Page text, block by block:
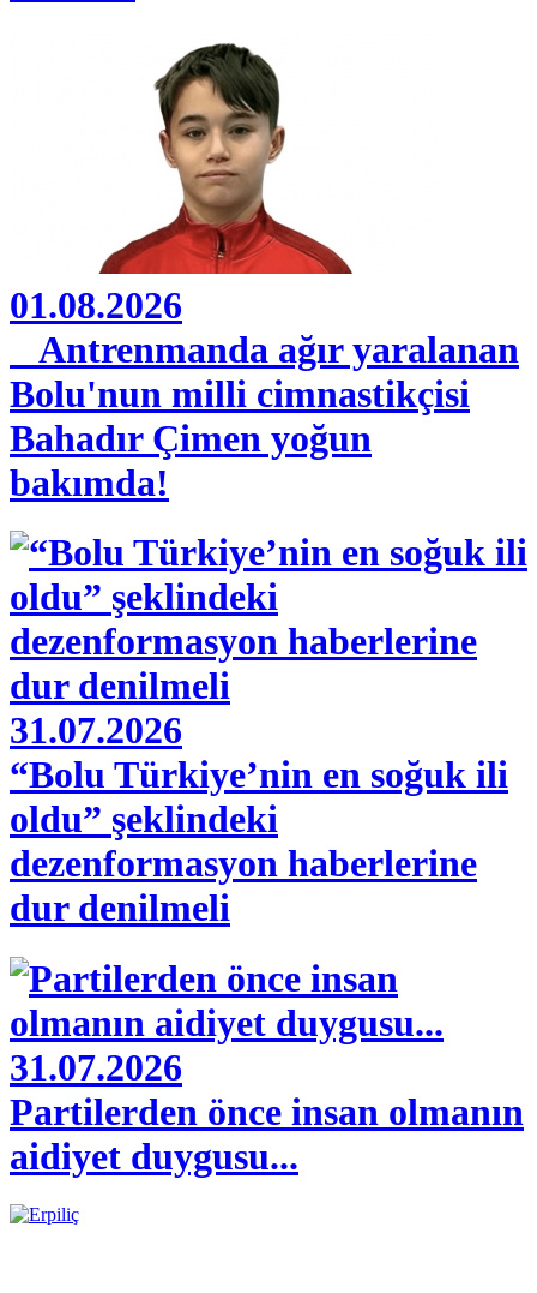
01.08.2026
Antrenmanda ağır yaralanan
Bolu'nun milli cimnastikçisi
Bahadır Çimen yoğun
bakımda!
31.07.2026
“Bolu Türkiye’nin en soğuk ili
oldu” şeklindeki
dezenformasyon haberlerine
dur denilmeli
31.07.2026
Partilerden önce insan olmanın
aidiyet duygusu...